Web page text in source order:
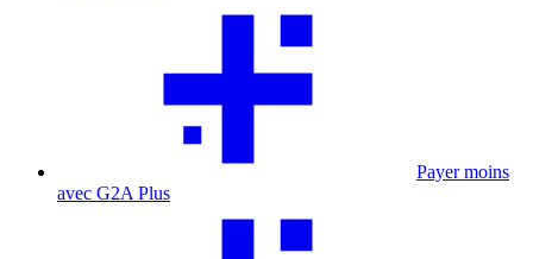
Payer moins
avec G2A Plus